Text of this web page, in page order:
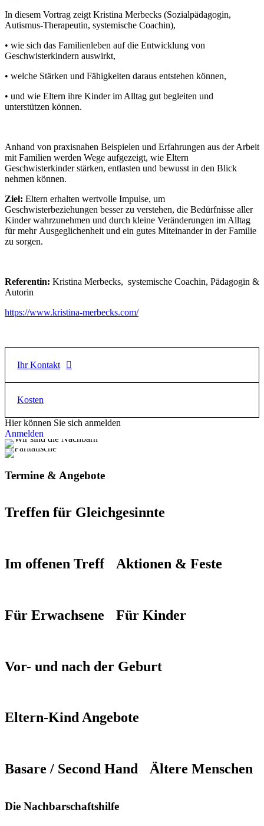
In diesem Vortrag zeigt Kristina Merbecks (Sozialpädagogin,
Autismus-Therapeutin, systemische Coachin),
• wie sich das Familienleben auf die Entwicklung von
Geschwisterkindern auswirkt,
• welche Stärken und Fähigkeiten daraus entstehen können,
• und wie Eltern ihre Kinder im Alltag gut begleiten und
unterstützen können.
Anhand von praxisnahen Beispielen und Erfahrungen aus der Arbeit
mit Familien werden Wege aufgezeigt, wie Eltern
Geschwisterkinder stärken, entlasten und bewusst in den Blick
nehmen können.
Ziel: Eltern erhalten wertvolle Impulse, um
Geschwisterbeziehungen besser zu verstehen, die Bedürfnisse aller
Kinder wahrzunehmen und durch kleine Veränderungen im Alltag
für mehr Ausgeglichenheit und ein gutes Miteinander in der Familie
zu sorgen.
Referentin: Kristina Merbecks, systemische Coachin, Pädagogin &
Autorin
https://www.kristina-merbecks.com/
Ihr Kontakt
Andrea Kaltenbach und Anja Beyer
E-Mail
fsp@fz-ush.de
Kosten
Für dieses Angebot fallen keine Kosten an.
Hier können Sie sich anmelden
Anmelden
Termine & Angebote
Treffen für Gleichgesinnte
Im offenen Treff Aktionen & Feste
Für Erwachsene Für Kinder
Vor- und nach der Geburt
Eltern-Kind Angebote
Basare / Second Hand Ältere Menschen
Die Nachbarschaftshilfe